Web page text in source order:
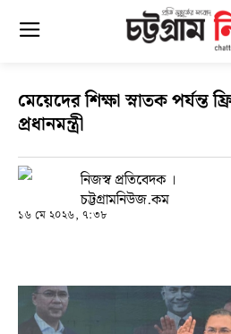
মেয়েদের শিক্ষা স্নাতক পর্যন্ত
প্রধানমন্ত্রী
নিজস্ব প্রতিবেদক ।
চট্টগ্রামনিউজ.কম
১৬ মে ২০২৬, ৭:৩৮